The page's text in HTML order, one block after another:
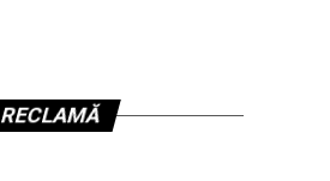
RECLAMĂ